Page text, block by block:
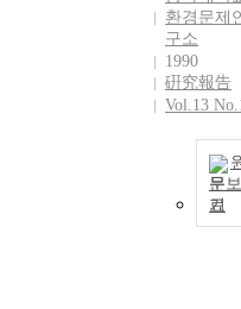
환경문제
구소
1990
硏究報告
Vol.13
문보
기